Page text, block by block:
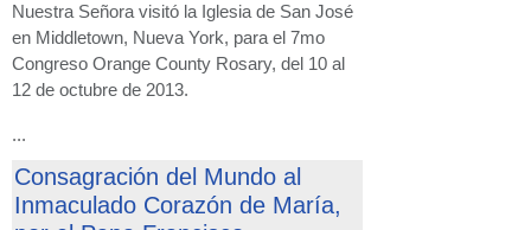
Nuestra Señora visitó la Iglesia de San José
en Middletown, Nueva York, para el 7mo
Congreso Orange County Rosary, del 10 al
12 de octubre de 2013.
...
Consagración del Mundo al
Inmaculado Corazón de María,